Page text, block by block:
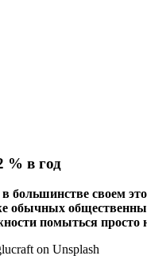
% в год
большинстве своем
обычных
помыться просто